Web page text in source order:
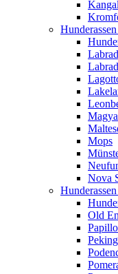
Kangal
Mops
Nova
Old